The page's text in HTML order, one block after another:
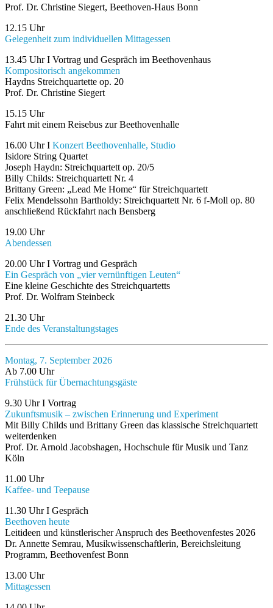
Prof. Dr. Christine Siegert, Beethoven-Haus Bonn
12.15 Uhr
Gelegenheit zum individuellen Mittagessen
13.45 Uhr I Vortrag und Gespräch im Beethovenhaus
Kompositorisch angekommen
Haydns Streichquartette op. 20
Prof. Dr. Christine Siegert
15.15 Uhr
Fahrt mit einem Reisebus zur Beethovenhalle
16.00 Uhr I Konzert Beethovenhalle, Studio
Isidore String Quartet
Joseph Haydn: Streichquartett op. 20/5
Billy Childs: Streichquartett Nr. 4
Brittany Green: „Lead Me Home“ für Streichquartett
Felix Mendelssohn Bartholdy: Streichquartett Nr. 6 f-Moll op. 80
anschließend Rückfahrt nach Bensberg
19.00 Uhr
Abendessen
20.00 Uhr I Vortrag und Gespräch
Ein Gespräch von „vier vernünftigen Leuten“
Eine kleine Geschichte des Streichquartetts
Prof. Dr. Wolfram Steinbeck
21.30 Uhr
Ende des Veranstaltungstages
Montag, 7. September 2026
Ab 7.00 Uhr
Frühstück für Übernachtungsgäste
9.30 Uhr I Vortrag
Zukunftsmusik – zwischen Erinnerung und Experiment
Mit Billy Childs und Brittany Green das klassische Streichquartett
weiterdenken
Prof. Dr. Arnold Jacobshagen, Hochschule für Musik und Tanz
Köln
11.00 Uhr
Kaffee- und Teepause
11.30 Uhr I Gespräch
Beethoven heute
Leitideen und künstlerischer Anspruch des Beethovenfestes 2026
Dr. Annette Semrau, Musikwissenschaftlerin, Bereichsleitung
Programm, Beethovenfest Bonn
13.00 Uhr
Mittagessen